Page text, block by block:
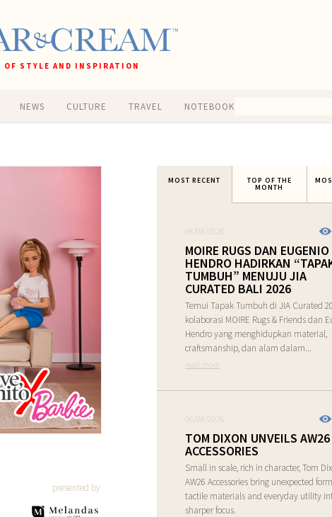
OF STYLE AND INSPIRATION
NEWS CULTURE TRAVEL NOTEBOOK
presented by
MOST RECENT TOP OF THE
MONTH
06/08/2026
MOIRE RUGS DAN EUGENIO
HENDRO HADIRKAN
TUMBUH” MENUJU JIA
CURATED BALI 2026
Temui Tapak Tumbuh di JIA Curated
kolaborasi MOIRE Rugs & Friends dan
Hendro yang menghidupkan material,
craftsmanship, dan alam dalam...
read more
06/08/2026
TOM DIXON UNVEILS AW26
ACCESSORIES
Small in scale, rich in character, Tom
AW26 Accessories bring unexpected
tactile materials and everyday utility
sharper focus.